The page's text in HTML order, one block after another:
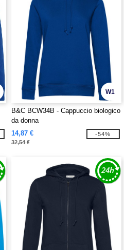
W1
B&C BCW34B - Cappuccio biologico
da donna
14,87 €
32,54 €
-54%